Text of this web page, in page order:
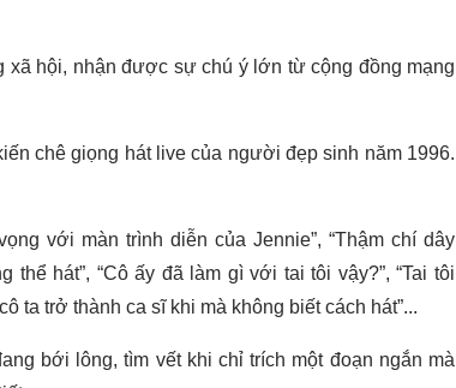
xã hội, nhận được sự chú ý lớn từ cộng đồng mạng
chê giọng hát live của người đẹp sinh năm 1996.
với màn trình diễn của Jennie”, “Thậm chí dây
hát”, “Cô ấy đã làm gì với tai tôi vậy?”, “Tai tôi
ta trở thành ca sĩ khi mà không biết cách hát”...
bới lông, tìm vết khi chỉ trích một đoạn ngắn mà